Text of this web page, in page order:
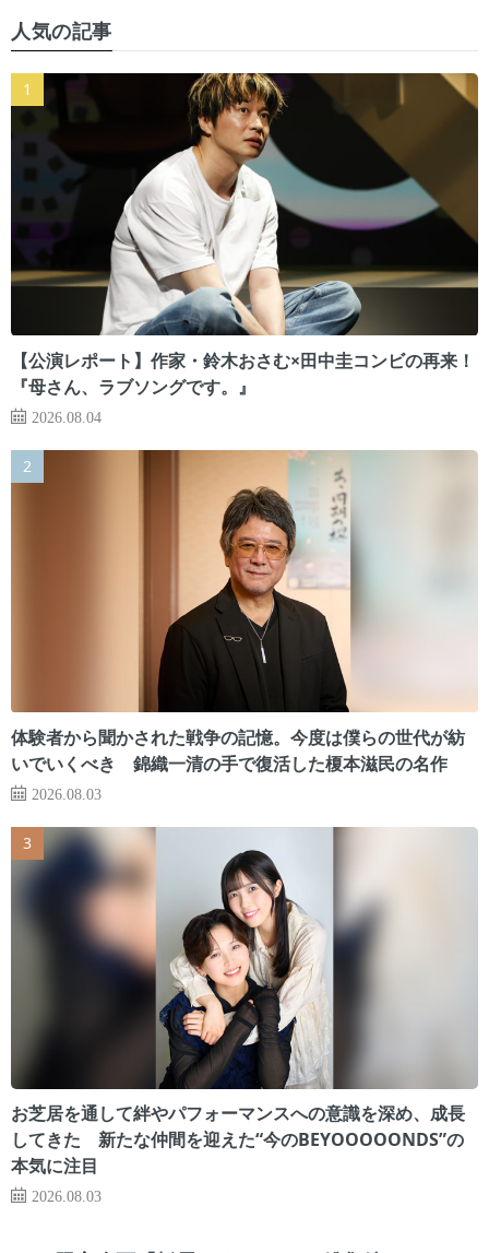
人気の記事
【公演レポート】作家・鈴木おさむ×田中圭コンビの再来！
『母さん、ラブソングです。』
2026.08.04
体験者から聞かされた戦争の記憶。今度は僕らの世代が紡
いでいくべき 錦織一清の手で復活した榎本滋民の名作
2026.08.03
お芝居を通して絆やパフォーマンスへの意識を深め、成長
してきた 新たな仲間を迎えた“今のBEYOOOOONDS”の
本気に注目
2026.08.03